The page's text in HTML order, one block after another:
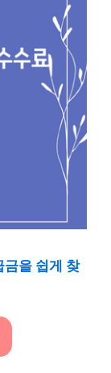
금을 쉽게 찾